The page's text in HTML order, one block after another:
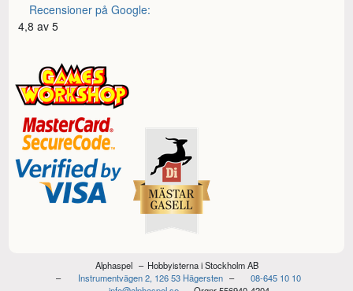
Recensioner på Google:
4,8 av 5
Alphaspel
Hobbyisterna i Stockholm AB
Instrumentvägen 2, 126 53 Hägersten
08-645 10 10